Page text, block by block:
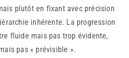
plutôt en fixant avec précision
inhérente. La progression
fluide mais pas trop évidente,
pas « prévisible ».